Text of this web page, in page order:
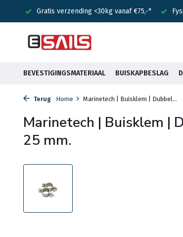
Gratis verzending <30kg vanaf €75,-*
BEVESTIGINGSMATERIAAL BUISKAPBESLAG
Terug Home Marinetech | Buisklem | Dubbel...
Marinetech | Buisklem |
25 mm.